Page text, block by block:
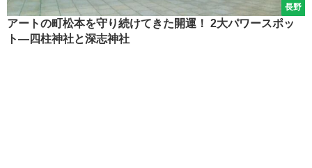
長野
アートの町松本を守り続けてきた開運！ 2大パワースポッ
ト―四柱神社と深志神社